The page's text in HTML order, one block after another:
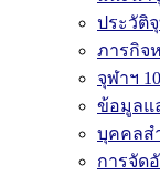
ประวัติ
ภารกิจ
จุฬาฯ
ข้อมูลแ
บุคคลส
การจัด